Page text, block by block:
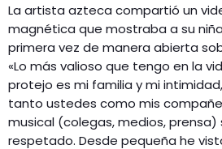
La artista azteca compartió un
magnética que mostraba a su
primera vez de manera abierta
«Lo más valioso que tengo en la
protejo es mi familia y mi
tanto ustedes como mis
musical (colegas, medios, prensa)
respetado. Desde pequeña he